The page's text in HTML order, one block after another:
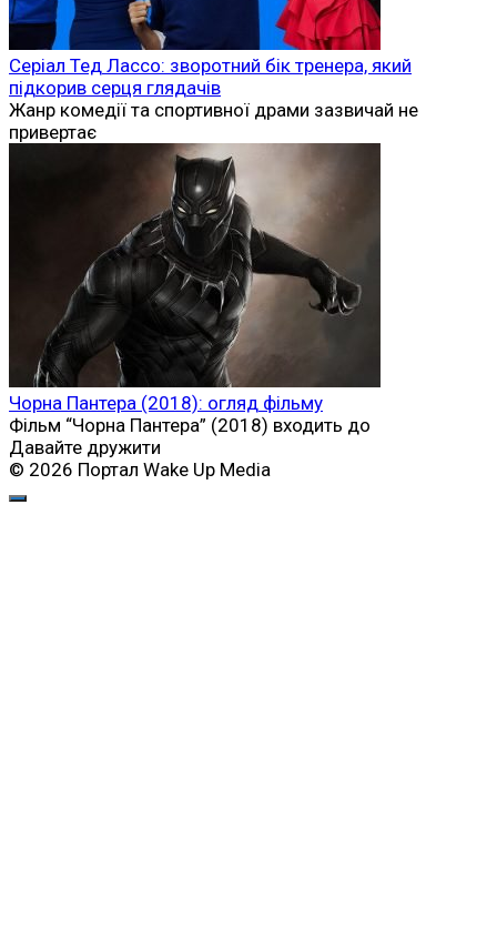
Серіал Тед Лассо: зворотний бік тренера, який
підкорив серця глядачів
Жанр комедії та спортивної драми зазвичай не
привертає
Чорна Пантера (2018): огляд фільму
Фільм “Чорна Пантера” (2018) входить до
Давайте дружити
© 2026 Портал Wake Up Media